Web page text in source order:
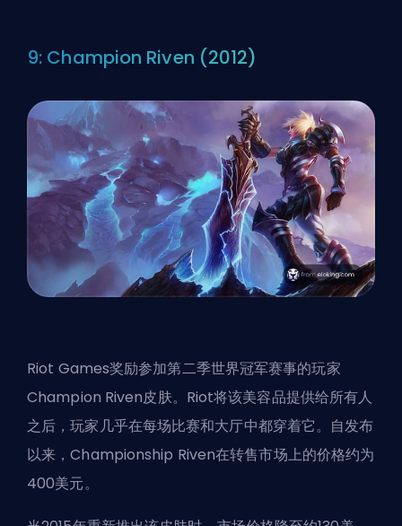
9: Champion Riven (2012)
Riot Games奖励参加第二季世界冠军赛事的玩家
Champion Riven皮肤。Riot将该美容品提供给所有人
之后，玩家几乎在每场比赛和大厅中都穿着它。自发布
以来，Championship Riven在转售市场上的价格约为
400美元。